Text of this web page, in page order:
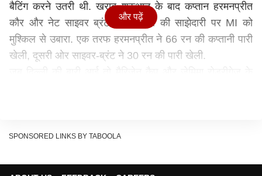
बैटिंग करने उतरी थी. खराब शुरुआत के बाद कप्तान हरमनप्रीत
कौर और नेट साइवर ब्रंट ने 89 रनों की साझेदारी पर MI को
मुश्किल से उबारा. एक तरफ हरमनप्रीत ने 66 रन की कप्तानी पारी
खेली, दूसरी ओर साइवर-ब्रंट ने 30 रन की पारी खेली.
विकेट बाकी था और उसे जीत के लिए 14 रन बनाने थे. दिल्ली एक-
और पढ़ें
SPONSORED LINKS BY TABOOLA